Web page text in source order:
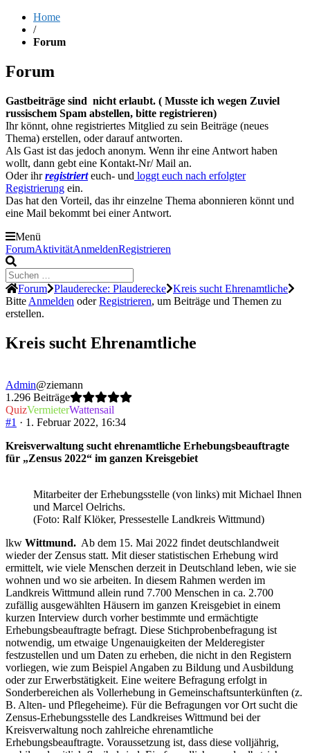
Home
/
Forum
Forum
Gastbeiträge sind nicht erlaubt. ( Musste ich wegen Zuviel
russischem Spam abstellen, bitte registrieren)
Ihr könnt, ohne registriertes Mitglied zu sein Beiträge (neues
Thema) erstellen, oder darauf antworten.
Als Gast ist das jedoch anonym. Wenn ihr eine Antwort haben
wollt, dann gebt eine Kontakt-Nr/ Mail an.
Oder ihr registriert euch- und loggt euch nach erfolgter
Registrierung ein.
Das hat den Vorteil, das ihr einzelne Thema abonnieren könnt und
eine Mail bekommt bei einer Antwort.
Menü
Forum-
Navigation
ForumAktivitätAnmeldenRegistrieren
Forum-
Breadcrumbs
-
bist
hier:
Forum Plauderecke: Plauderecke Kreis sucht Ehrenamtliche
Bitte Anmelden oderRegistrieren, um Beiträge und Themen zu
erstellen.
Kreis sucht Ehrenamtliche
Admin@ziemann
1.296 Beiträge
QuizVermieterWattensail
#1 · 1. Februar 2022, 16:34
Kreisverwaltung sucht ehrenamtliche Erhebungsbeauftragte
für „Zensus 2022“ im ganzen Kreisgebiet
Mitarbeiter der Erhebungsstelle (von links) mit Michael Ihnen
und Marcel Oelrichs.
(Foto: Ralf Klöker, Pressestelle Landkreis Wittmund)
lkw Wittmund. Ab dem 15. Mai 2022 findet deutschlandweit
wieder der Zensus statt. Mit dieser statistischen Erhebung wird
ermittelt, wie viele Menschen derzeit in Deutschland leben, wie sie
wohnen und wo sie arbeiten. In diesem Rahmen werden im
Landkreis Wittmund allein rund 7.700 Menschen in ca. 2.700
zufällig ausgewählten Häusern im ganzen Kreisgebiet in einem
kurzen Interview durch vorher bestimmte und ermächtigte
Erhebungsbeauftragte befragt. Diese Stichprobenbefragung ist
notwendig, um etwaige Ungenauigkeiten der Melderegister
festzustellen und um Daten zu erheben, die nicht in den Registern
vorliegen, wie zum Beispiel Angaben zu Bildung und Ausbildung
oder zur Erwerbstätigkeit. Eine weitere Befragung erfolgt in
Sonderbereichen als Vollerhebung in Gemeinschaftsunterkünften (z.
B. Alten- und Pflegeheime). Für die Befragungen vor Ort sucht die
Zensus-Erhebungsstelle des Landkreises Wittmund bei der
Kreisverwaltung noch zahlreiche ehrenamtliche
Erhebungsbeauftragte. Voraussetzung ist, dass diese volljährig,